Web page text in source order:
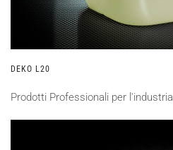
DEKO L20
Prodotti Professionali per l'industria